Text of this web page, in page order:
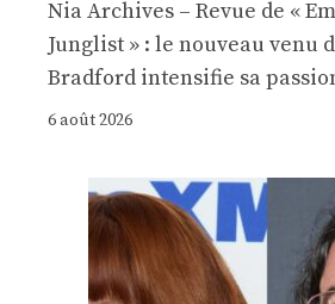
Nia Archives – Revue de «
Junglist » : le nouveau venu
Bradford intensifie sa
6 août 2026